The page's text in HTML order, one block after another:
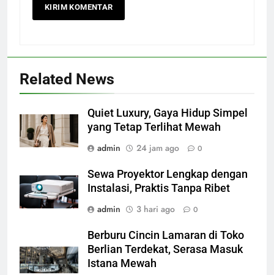
Related News
Quiet Luxury, Gaya Hidup Simpel
yang Tetap Terlihat Mewah
admin
24 jam ago 0
Sewa Proyektor Lengkap dengan
Instalasi, Praktis Tanpa Ribet
admin
3 hari ago 0
Berburu Cincin Lamaran di Toko
Berlian Terdekat, Serasa Masuk
Istana Mewah